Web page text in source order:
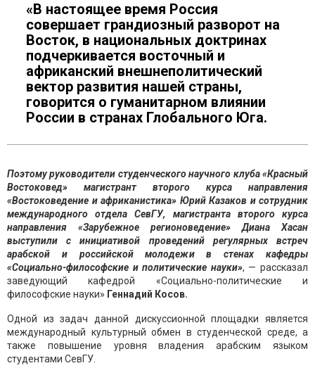
«В настоящее время Россия
совершает грандиозный разворот на
Восток, в национальных доктринах
подчеркивается восточный и
африканский внешнеполитический
вектор развития нашей страны,
говорится о гуманитарном влиянии
России в странах Глобального Юга.
Поэтому руководители студенческого научного клуба «Красный
Востоковед» магистрант второго курса направления
«Востоковедение и африканистика» Юрий Казаков и сотрудник
международного отдела СевГУ, магистранта второго курса
направления «Зарубежное регионоведение» Диана Хасан
выступили с инициативой проведений регулярных встреч
арабской и российской молодежи в стенах кафедры
«Социально-философские и политические науки», — рассказал
заведующий кафедрой «Социально-политические и
философские науки» Геннадий Косов.
Одной из задач данной дискуссионной площадки является
международный культурный обмен в студенческой среде, а
также повышение уровня владения арабским языком
студентами СевГУ.